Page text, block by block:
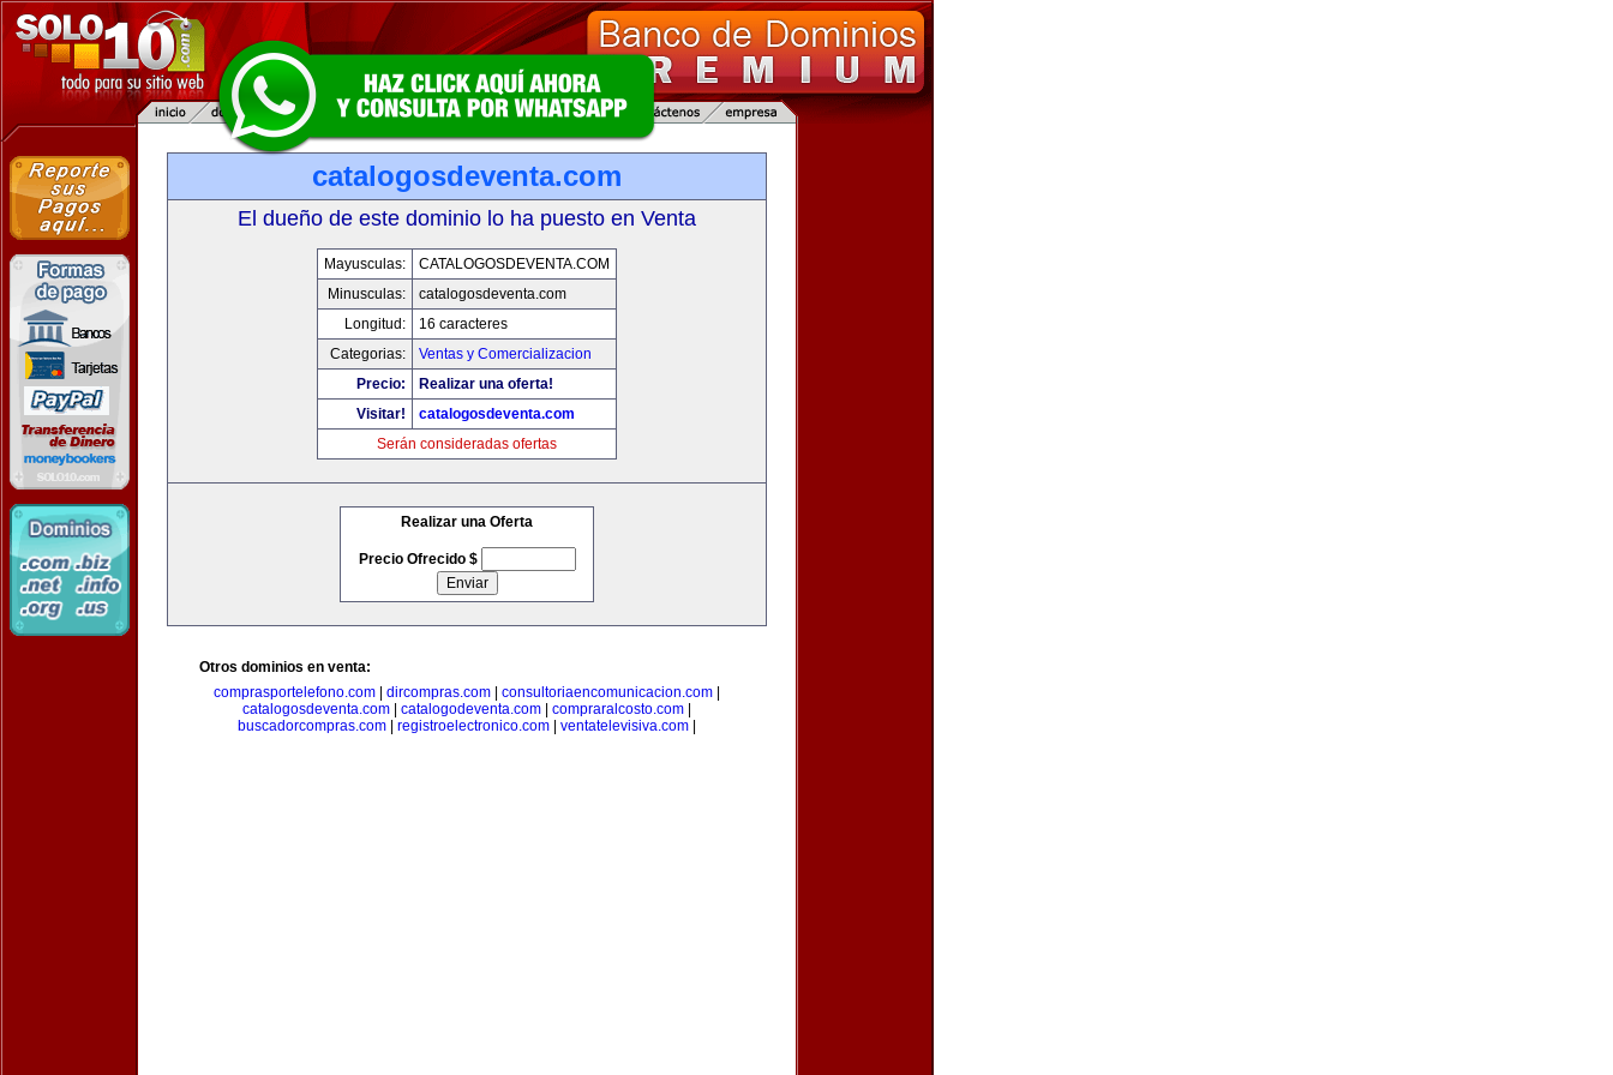
catalogosdeventa.com
El dueño de este dominio lo ha puesto en Venta
Mayusculas:
CATALOGOSDEVENTA.COM
Minusculas:
catalogosdeventa.com
Longitud:
16 caracteres
Categorias:
Ventas y Comercializacion
Precio:
Realizar una oferta!
Visitar!
catalogosdeventa.com
Serán consideradas ofertas
Realizar una Oferta
Precio Ofrecido $
Otros dominios en venta:
comprasportelefono.com
dircompras.com consultoriaencomunicacion.com
catalogosdeventa.com
catalogodeventa.com compraralcosto.com
buscadorcompras.com
registroelectronico.com ventatelevisiva.com